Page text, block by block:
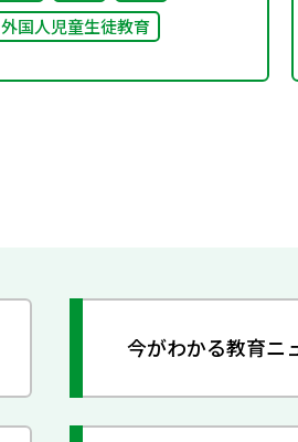
外国人児童生徒教育
今がわかる教育ニ